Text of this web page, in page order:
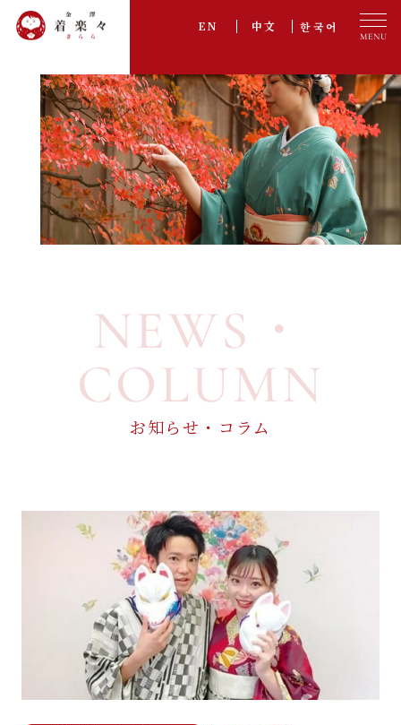
EN 中文 한국어
プラン一覧 PLAN
オプション OPTION
ご利用の流れ FLOW
アクセス ACCESS
採用情報 RECRUIT
お知らせ・コラム NEWS・COLUMN
RESERVE / CONTACT
お電話でのお問い合わせ
TEL 076-252-4931
利用条件・利用規約 プライバシーポリシー
NEWS・
COLUMN
お知らせ・コラム